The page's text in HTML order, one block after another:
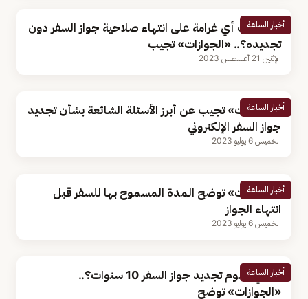
أخبار الساعة
هل تترتب أي غرامة على انتهاء صلاحية جواز السفر دون
تجديده؟.. «الجوازات» تجيب
الإثنين 21 أغسطس 2023
أخبار الساعة
«الجوازات» تجيب عن أبرز الأسئلة الشائعة بشأن تجديد
جواز السفر الإلكتروني
الخميس 6 يوليو 2023
أخبار الساعة
«الجوازات» توضح المدة المسموح بها للسفر قبل
انتهاء الجواز
الخميس 6 يوليو 2023
أخبار الساعة
ما هي رسوم تجديد جواز السفر 10 سنوات؟..
«الجوازات» توضح